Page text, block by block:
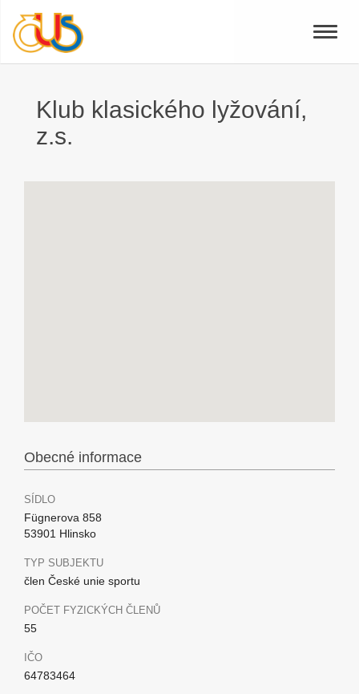
Toggle
Klub klasického lyžování,
z.s.
Obecné informace
SÍDLO
Fügnerova 858
53901 Hlinsko
TYP SUBJEKTU
člen České unie sportu
POČET FYZICKÝCH ČLENŮ
55
IČO
64783464